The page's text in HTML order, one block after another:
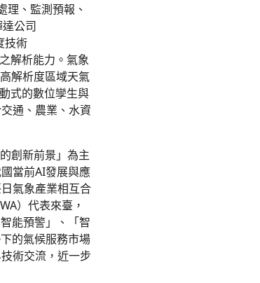
、監測預報、
公司
技術
解析能力。氣象
解析度區域天氣
式的數位孿生與
通、農業、水資
創新前景」為主
當前AI發展與應
氣象產業相互合
）代表來臺，
能預警」、「智
的氣候服務市場
術交流，近一步